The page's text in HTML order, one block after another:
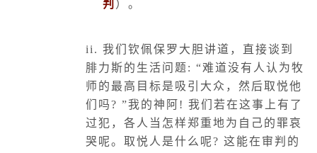
判 ）。
ii. 我们钦佩保罗大胆讲道，直接谈到
腓力斯的生活问题 : “难道没有人认为牧
师的最高目标是吸引大众，然后取悦他
们吗? ”我的神阿 ! 我们若在这事上有了
过犯，各人当怎样郑重地为自己的罪哀
哭呢。取悦人是什么呢? 这能在审判的